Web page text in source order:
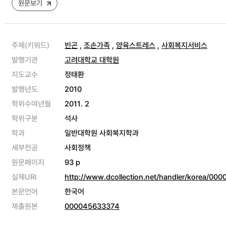
원문보기
주제(키워드) 빈곤 , 조손가족 , 양육스트레스 , 사회복지서비스
발행기관
고려대학교 대학원
지도교수
정태환
발행년도
2010
학위수여년월
2011. 2
학위구분
석사
학과
일반대학원 사회복지학과
세부전공
사회정책
원문페이지
93 p
실제URI
http://www.dcollection.net/handler/korea/
본문언어
한국어
제출원본
000045633374